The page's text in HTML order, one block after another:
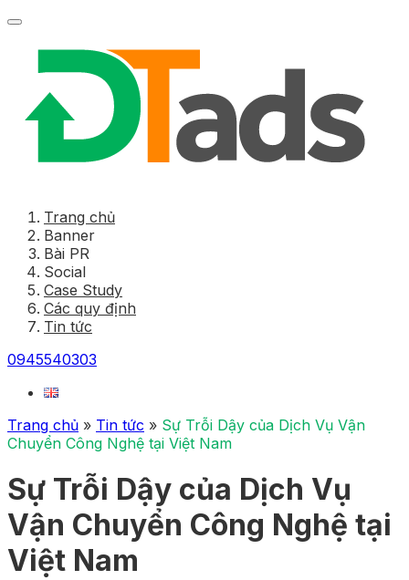
Trang chủ
Banner
Bài PR
Social
Case Study
Các quy định
Tin tức
0945540303
Trang chủ » Tin tức » Sự Trỗi Dậy của Dịch Vụ Vận
Chuyển Công Nghệ tại Việt Nam
Sự Trỗi Dậy của Dịch Vụ
Vận Chuyển Công Nghệ tại
Việt Nam